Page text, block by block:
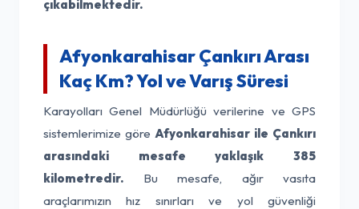
çıkabilmektedir.
Afyonkarahisar Çankırı Arası
Kaç Km? Yol ve Varış Süresi
Karayolları Genel Müdürlüğü verilerine ve GPS
sistemlerimize göre Afyonkarahisar ile Çankırı
arasındaki mesafe yaklaşık 385
kilometredir. Bu mesafe, ağır vasıta
araçlarımızın hız sınırları ve yol güvenliği